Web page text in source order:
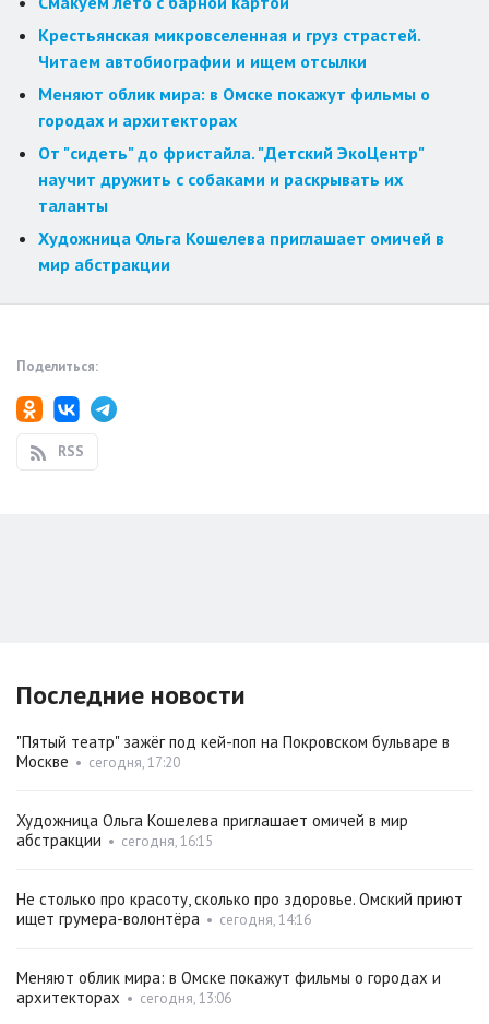
Крестьянская микровселенная и груз страстей.
Читаем автобиографии и ищем отсылки
Меняют облик мира: в Омске покажут фильмы о
городах и архитекторах
От "сидеть" до фристайла. "Детский ЭкоЦентр"
научит дружить с собаками и раскрывать их
таланты
Художница Ольга Кошелева приглашает омичей в
мир абстракции
Поделиться:
RSS
Последние новости
"Пятый театр" зажёг под кей-поп на Покровском бульваре в
Москве • сегодня, 17:20
Художница Ольга Кошелева приглашает омичей в мир
абстракции • сегодня, 16:15
Не столько про красоту, сколько про здоровье. Омский приют
ищет грумера-волонтёра • сегодня, 14:16
Меняют облик мира: в Омске покажут фильмы о городах и
архитекторах • сегодня, 13:06